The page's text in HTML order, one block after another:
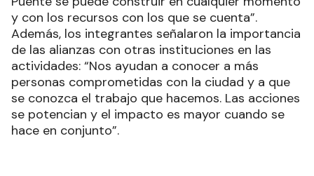
y con los recursos con los que se cuenta”.
Además, los integrantes señalaron la importancia
de las alianzas con otras instituciones en las
actividades: “Nos ayudan a conocer a más
personas comprometidas con la ciudad y a que
se conozca el trabajo que hacemos. Las acciones
se potencian y el impacto es mayor cuando se
hace en conjunto”.